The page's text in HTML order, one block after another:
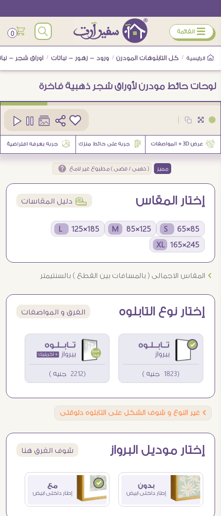
ÿ القائمة 0
الرئيسية / كل التابلوهات المودرن / ورود - زهور - نباتات / اوراق شجر -
لوحات حائط مودرن لأوراق شجر ذهبية فاخرة
مميز ( ذهبى / فضى ) مطبوع غير لامع
إختار المقاس í دليل المقاسات
85×65 S
125×85 M
185×125 L
245×165 XL
Ö المقاس الاجمالى ( بالمسافات بين القطع ) بالسنتيمتر
إختار نوع التابلوه الفرق و المواصفات
(1823 جنيه ) (2212 جنيه )
Ö غير النوع و شوف الشكل على التابلوه دلوقتى
إختار موديل البرواز شوف الفرق هنا